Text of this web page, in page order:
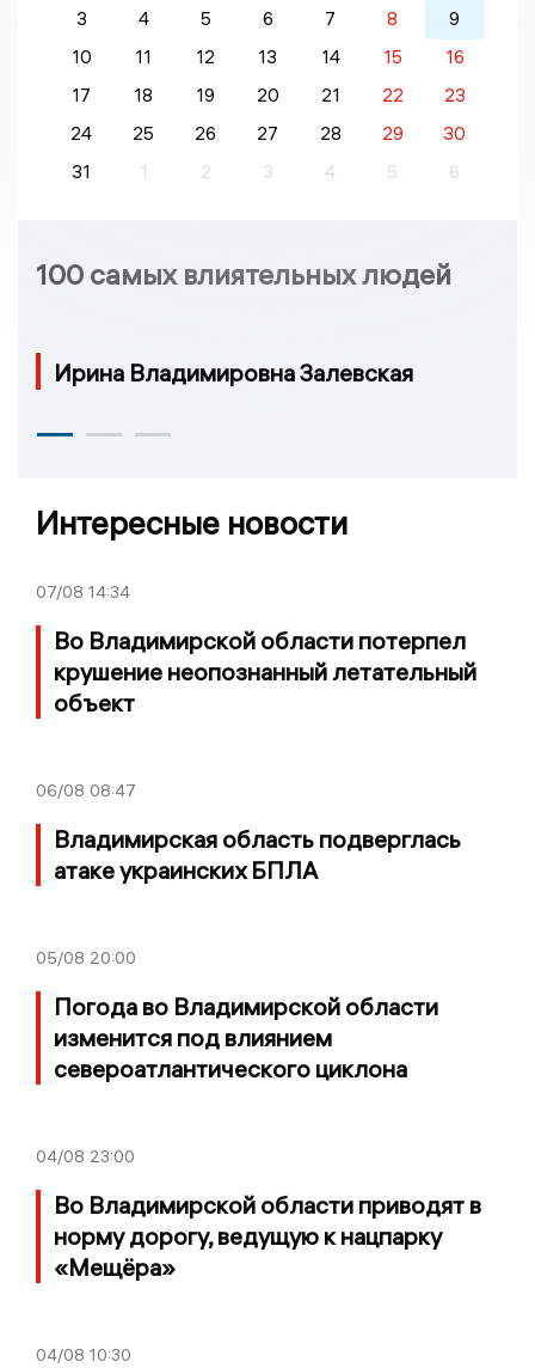
3 4 5 6 7 8
9
10
11 12 13 14 15
16
17
18 19 20 21 22
23
24
25 26 27 28 29
30
31
1 2 3 4 5 6
100 самых влиятельных людей
Ирина Владимировна Залевская
Интересные новости
07/08 14:34
Во Владимирской области потерпел
крушение неопознанный летательный
объект
06/08 08:47
Владимирская область подверглась
атаке украинских БПЛА
05/08 20:00
Погода во Владимирской области
изменится под влиянием
североатлантического циклона
04/08 23:00
Во Владимирской области приводят в
норму дорогу, ведущую к нацпарку
«Мещёра»
04/08 10:30